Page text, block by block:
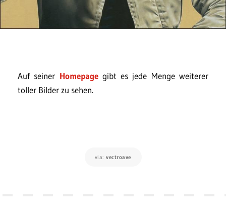
Auf seiner Homepagegibt es jede Menge weiterer
toller Bilder zu sehen.
via: vectroave